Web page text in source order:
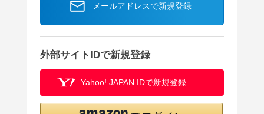
メールアドレスで新規登録
外部サイトIDで新規登録
Yahoo! JAPAN IDで新規登録